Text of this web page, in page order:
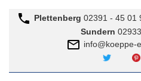
Plettenberg 02391 - 45 01
Sundern
info@koeppe-